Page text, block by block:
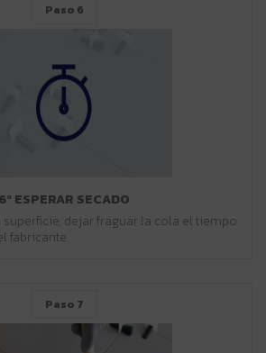
Paso 6
6º ESPERAR SECADO
superficie, dejar fraguar la cola el tiempo
fabricante.
Paso 7